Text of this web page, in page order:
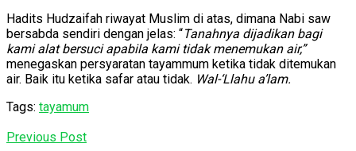
Hadits Hudzaifah riwayat Muslim di atas, dimana Nabi saw
bersabda sendiri dengan jelas: “Tanahnya dijadikan bagi
kami alat bersuci apabila kami tidak menemukan air,”
menegaskan persyaratan tayammum ketika tidak ditemukan
air. Baik itu ketika safar atau tidak. Wal-‘Llahu a’lam.
Tags: tayamum
Previous Post